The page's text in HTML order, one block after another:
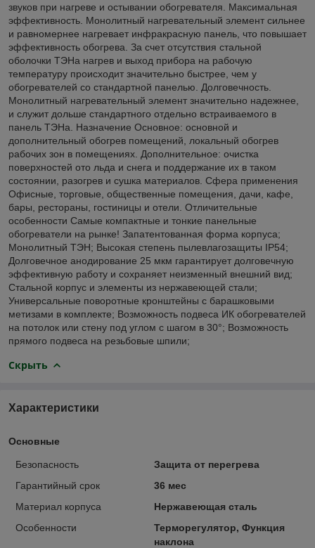
звуков при нагреве и остывании обогревателя. Максимальная
эффективность. Монолитный нагревательный элемент сильнее
и равномернее нагревает инфракрасную панель, что повышает
эффективность обогрева. За счет отсутствия стальной
оболочки ТЭНа нагрев и выход прибора на рабочую
температуру происходит значительно быстрее, чем у
обогревателей со стандартной панелью. Долговечность.
Монолитный нагревательный элемент значительно надежнее,
и служит дольше стандартного отдельно встраиваемого в
панель ТЭНа. Назначение Основное: основной и
дополнительный обогрев помещений, локальный обогрев
рабочих зон в помещениях. Дополнительное: очистка
поверхностей ото льда и снега и поддержание их в таком
состоянии, разогрев и сушка материалов. Сфера применения
Офисные, торговые, общественные помещения, дачи, кафе,
бары, рестораны, гостиницы и отели. Отличительные
особенности Самые компактные и тонкие панельные
обогреватели на рынке! Запатентованная форма корпуса;
Монолитный ТЭН; Высокая степень пылевлагозащиты IP54;
Долговечное анодирование 25 мкм гарантирует долговечную
эффективную работу и сохраняет неизменный внешний вид;
Стальной корпус и элементы из нержавеющей стали;
Универсальные поворотные кронштейны с барашковыми
метизами в комплекте; Возможность подвеса ИК обогревателей
на потолок или стену под углом с шагом в 30°; Возможность
прямого подвеса на резьбовые шпили;
Скрыть
Характеристики
Основные
Безопасность
Защита от перегрева
Гарантийный срок
36 мес
Материал корпуса
Нержавеющая сталь
Особенности
Терморегулятор, Функция
наклона